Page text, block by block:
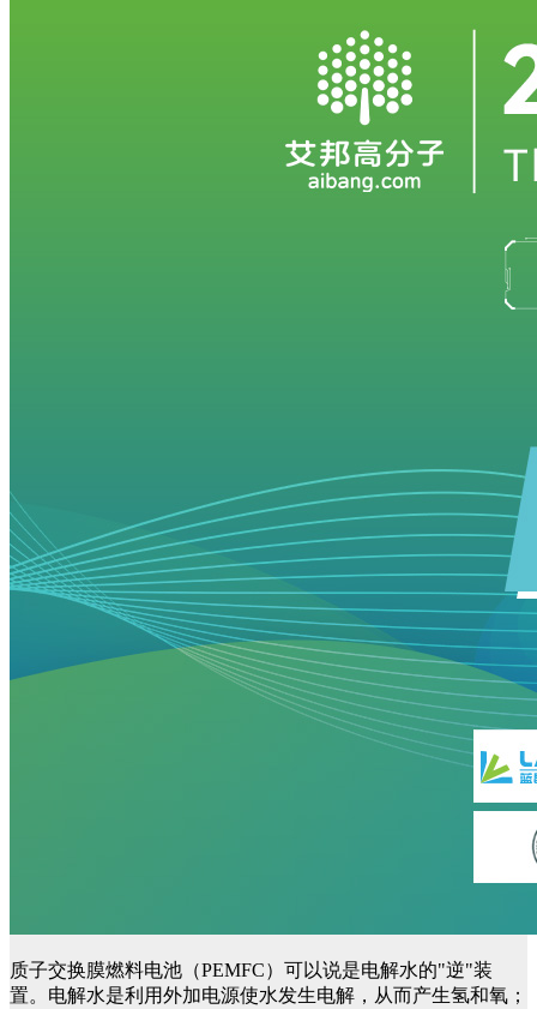
质子交换膜燃料电池（PEMFC）可以说是电解水的"逆"装
置。电解水是利用外加电源使水发生电解，从而产生氢和氧；